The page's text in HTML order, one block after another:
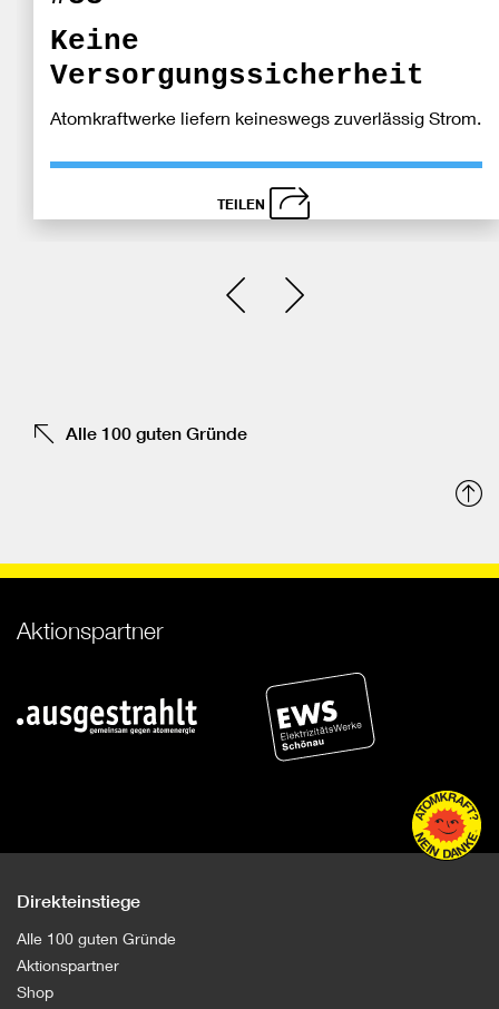
Keine
Versorgungssicherheit
Atomkraftwerke liefern keineswegs zuverlässig Strom.
TEILEN
Einen Slide zurück
Einen Slide vor
Alle 100 guten Gründe
Aktionspartner
Direkteinstiege
Alle 100 guten Gründe
Aktionspartner
Shop